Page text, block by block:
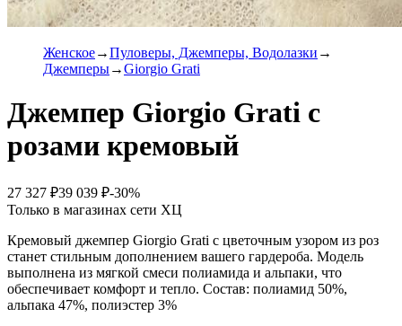
Женское
Пуловеры, Джемперы, Водолазки
Джемперы
Giorgio Grati
Джемпер Giorgio Grati с
розами кремовый
27 327 ₽39 039 ₽-30%
Только в магазинах сети ХЦ
Кремовый джемпер Giorgio Grati с цветочным узором из роз
станет стильным дополнением вашего гардероба. Модель
выполнена из мягкой смеси полиамида и альпаки, что
обеспечивает комфорт и тепло. Состав: полиамид 50%,
альпака 47%, полиэстер 3%